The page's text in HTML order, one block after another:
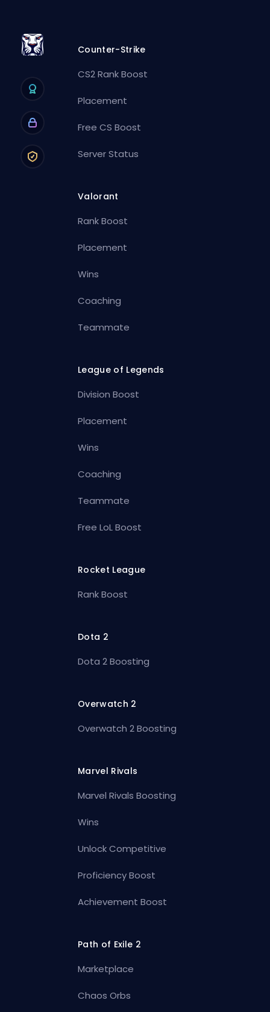
Counter-Strike
CS2 Rank Boost
Placement
Free CS Boost
Server Status
Valorant
Rank Boost
Placement
Wins
Coaching
Teammate
League of Legends
Division Boost
Placement
Wins
Coaching
Teammate
Free LoL Boost
Rocket League
Rank Boost
Dota 2
Dota 2 Boosting
Overwatch 2
Overwatch 2 Boosting
Marvel Rivals
Marvel Rivals Boosting
Wins
Unlock Competitive
Proficiency Boost
Achievement Boost
Path of Exile 2
Marketplace
Chaos Orbs